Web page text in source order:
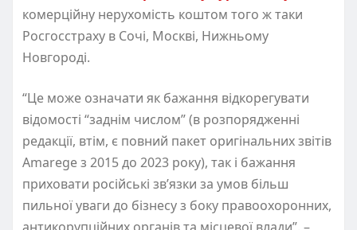
комерційну нерухомість коштом того ж таки
Росгосстраху в Сочі, Москві, Нижньому
Новгороді.
“Це може означати як бажання відкорегувати
відомості “заднім числом” (в розпорядженні
редакції, втім, є повний пакет оригінальних звітів
Amarege з 2015 до 2023 року), так і бажання
приховати російські звʼязки за умов більш
пильної уваги до бізнесу з боку правоохоронних,